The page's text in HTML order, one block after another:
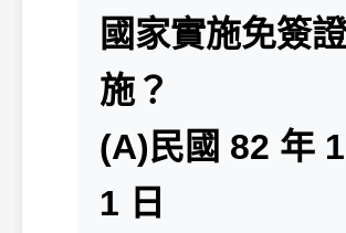
國家實施免簽
施？
(A)民國 82 年 1
1 日